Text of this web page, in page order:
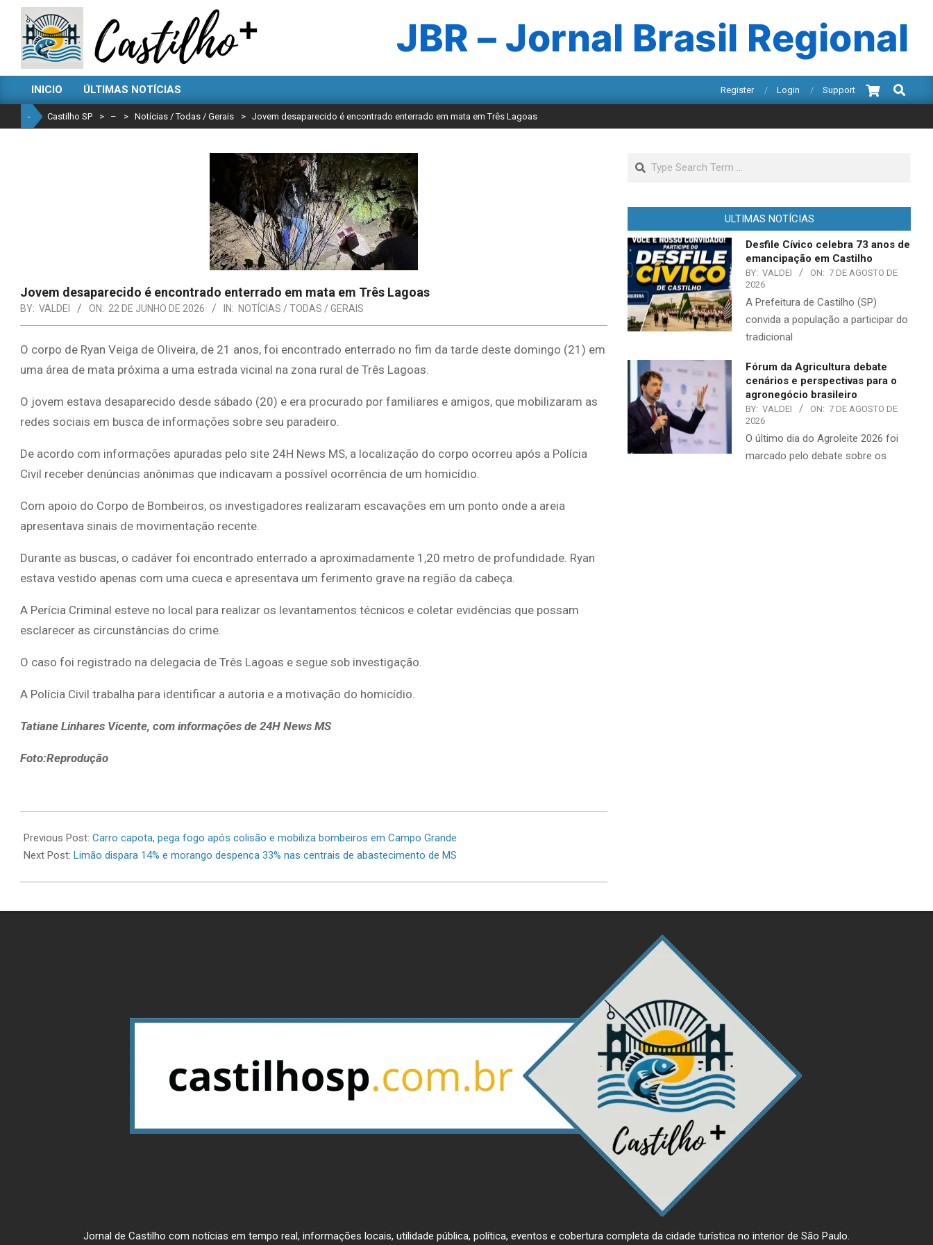
content
CASTILHO
SP
JBR – Jornal Brasil Regional
Primary
Navigation
Menu
INICIO ÚLTIMAS NOTÍCIAS Register Login Support
Search
- Castilho SP > – > Notícias / Todas / Gerais > Jovem desaparecido é encontrado enterrado em mata em Três Lagoas
Jovem desaparecido é encontrado enterrado em mata em Três Lagoas
BY: VALDEI ON: 22 DE JUNHO DE 2026 IN: NOTÍCIAS / TODAS / GERAIS
O corpo de Ryan Veiga de Oliveira, de 21 anos, foi encontrado enterrado no fim da tarde deste domingo (21) em
uma área de mata próxima a uma estrada vicinal na zona rural de Três Lagoas.
O jovem estava desaparecido desde sábado (20) e era procurado por familiares e amigos, que mobilizaram as
redes sociais em busca de informações sobre seu paradeiro.
De acordo com informações apuradas pelo site 24H News MS, a localização do corpo ocorreu após a Polícia
Civil receber denúncias anônimas que indicavam a possível ocorrência de um homicídio.
Com apoio do Corpo de Bombeiros, os investigadores realizaram escavações em um ponto onde a areia
apresentava sinais de movimentação recente.
Durante as buscas, o cadáver foi encontrado enterrado a aproximadamente 1,20 metro de profundidade. Ryan
estava vestido apenas com uma cueca e apresentava um ferimento grave na região da cabeça.
A Perícia Criminal esteve no local para realizar os levantamentos técnicos e coletar evidências que possam
esclarecer as circunstâncias do crime.
O caso foi registrado na delegacia de Três Lagoas e segue sob investigação.
A Polícia Civil trabalha para identificar a autoria e a motivação do homicídio.
Tatiane Linhares Vicente, com informações de 24H News MS
Foto:Reprodução
06-
22
Previous Post: Carro capota, pega fogo após colisão e mobiliza bombeiros em Campo Grande
Next Post: Limão dispara 14% e morango despenca 33% nas centrais de abastecimento de MS
Search
ULTIMAS NOTÍCIAS
Desfile Cívico celebra 73 anos de
emancipação em Castilho
BY: VALDEI ON: 7 DE AGOSTO DE
2026
A Prefeitura de Castilho (SP)
convida a população a participar do
tradicional
Fórum da Agricultura debate
cenários e perspectivas para o
agronegócio brasileiro
BY: VALDEI ON: 7 DE AGOSTO DE
2026
O último dia do Agroleite 2026 foi
marcado pelo debate sobre os
Jornal de Castilho com notícias em tempo real, informações locais, utilidade pública, política, eventos e cobertura completa da cidade turística no interior de São Paulo.